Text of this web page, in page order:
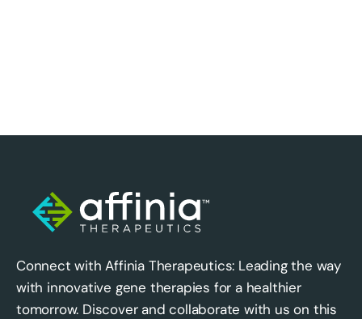
Connect with Affinia Therapeutics: Leading the way
with innovative gene therapies for a healthier
tomorrow. Discover and collaborate with us on this